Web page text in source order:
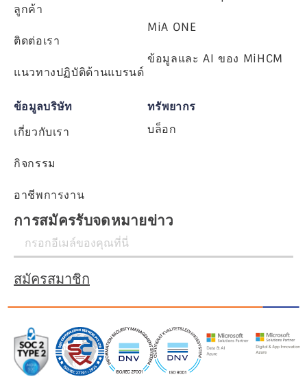
ลูกค้า
ติดต่อเรา
แนวทางปฏิบัติด้านแบรนด์
MiA ONE
ข้อมูลและ AI ของ MiHCM
ข้อมูลบริษัท
เกี่ยวกับเรา
กิจกรรม
อาชีพการงาน
ทรัพยากร
บล็อก
การสมัครรับจดหมายข่าว
สมัครสมาชิก